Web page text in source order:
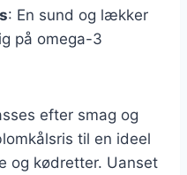
: En sund og lækker
på omega-3
efter smag og
til en ideel
og kødretter. Uanset